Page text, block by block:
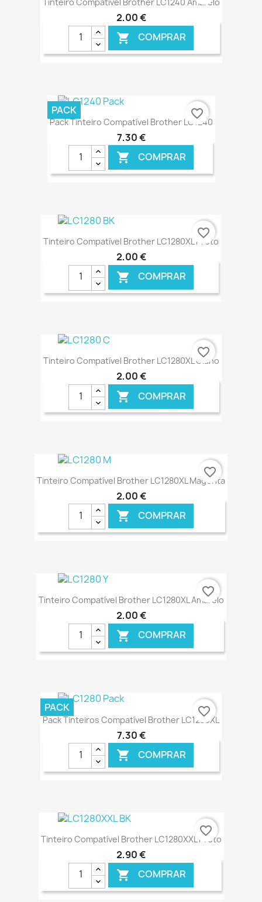
Tinteiro Compatível Brother LC1240 Amarelo
2,00 €
 COMPRAR
€ ONLINE
Pack Tinteiro Compatível Brother LC1240
7,30 €
 COMPRAR
€ ONLINE
PACK favorite_border
Tinteiro Compatível Brother LC1280XL Preto
2,00 €
 COMPRAR
€ ONLINE
favorite_border
Tinteiro Compatível Brother LC1280XL Ciano
2,00 €
 COMPRAR
€ ONLINE
favorite_border
Tinteiro Compatível Brother LC1280XL Magenta
2,00 €
 COMPRAR
€ ONLINE
favorite_border
Tinteiro Compatível Brother LC1280XL Amarelo
2,00 €
 COMPRAR
€ ONLINE
favorite_border
Pack Tinteiros Compatível Brother LC1280XL
7,30 €
 COMPRAR
€ ONLINE
PACK favorite_border
Tinteiro Compatível Brother LC1280XXL Preto
2,90 €
 COMPRAR
favorite_border